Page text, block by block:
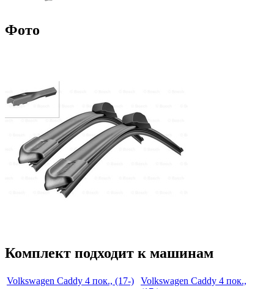
Фото
Комплект подходит к машинам
Volkswagen Caddy 4 пок., (17-)
Volkswagen Caddy 4 пок.,